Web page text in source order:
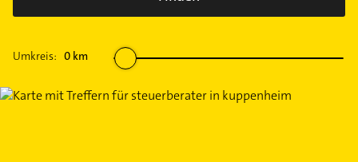
Umkreis: 0 km